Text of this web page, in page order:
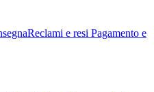
Reclami e resi Pagamento e